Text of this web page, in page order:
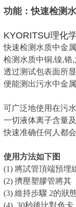
功能：快速检测
KYORITSU理化
快速检测水质中金
检测水质中铜,镍,铬
透过测试包表面所
便能测出污水中金
可广泛地使用在污
一切液体离子含量
快速准确任何人都
使用方法如下图
(1) 將試管頂端預埋
(2) 擠壓塑膠管將其
(3) 維持步驟 2的狀
(4) 30秒後比對色卡